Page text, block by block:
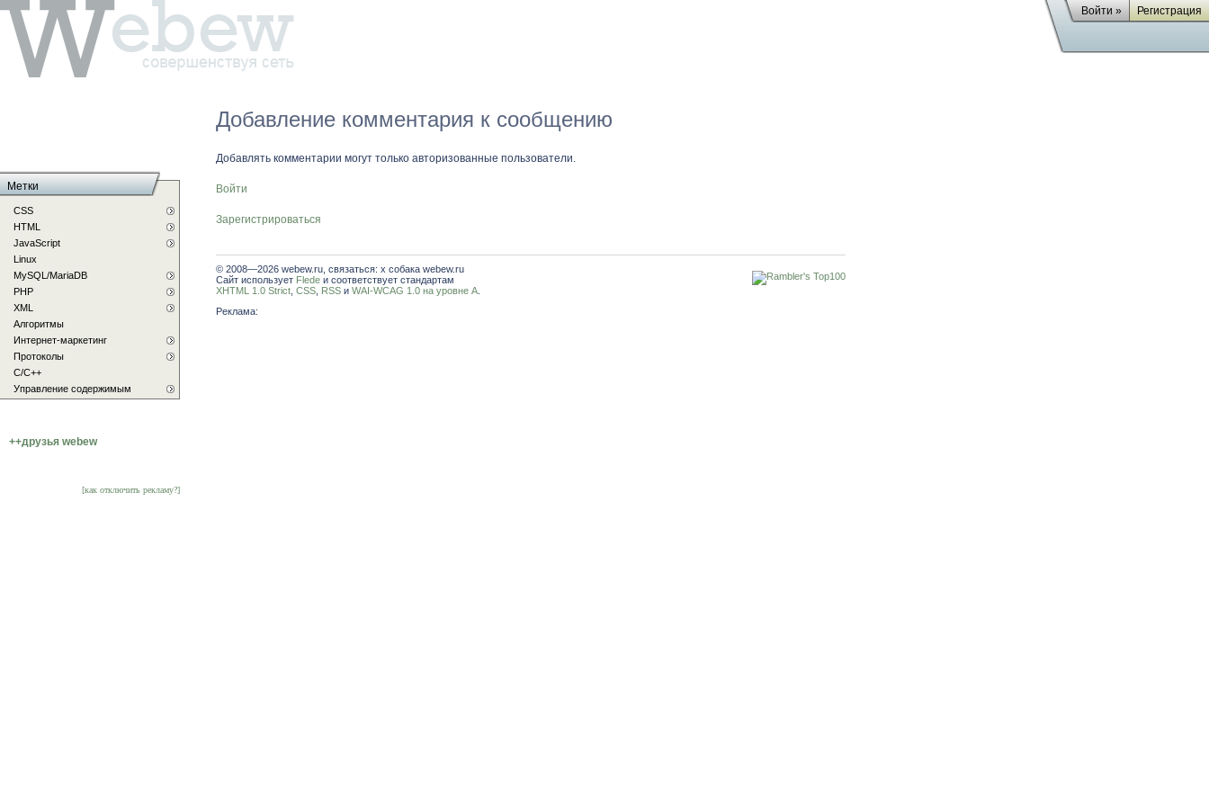
Войти » Регистрация
Добавление комментария к сообщению
Добавлять комментарии могут только авторизованные пользователи.
Войти
Зарегистрироваться
© 2008—2026 webew.ru, связаться: x собака webew.ru
Сайт использует Flede и соответствует стандартам
XHTML 1.0 Strict CSS RSS и WAI-WCAG 1.0 на уровне A
Реклама:
Метки
CSS
HTML
JavaScript
Linux
MySQL/MariaDB
PHP
XML
Алгоритмы
Интернет-маркетинг
Протоколы
С/C++
Управление содержимым
++друзья webew
[как отключить рекламу?]